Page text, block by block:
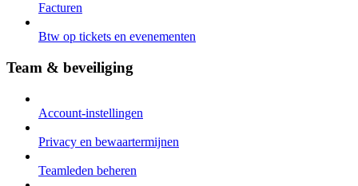
Facturen
Btw op tickets en evenementen
Team & beveiliging
Account-instellingen
Privacy en bewaartermijnen
Teamleden beheren